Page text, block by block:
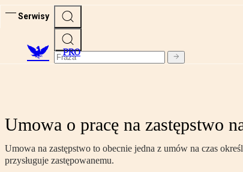
Serwisy
PRO
Umowa o pracę na zastępstwo
Umowa na zastępstwo to obecnie jedna z umów na czas
przysługuje zastępowanemu.